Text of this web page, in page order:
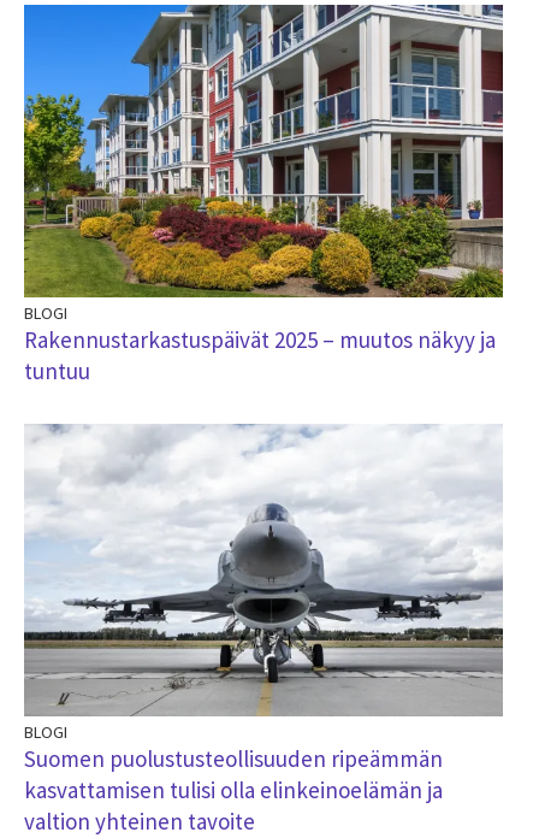
BLOGI
Rakennustarkastuspäivät 2025 – muutos näkyy ja
tuntuu
BLOGI
Suomen puolustusteollisuuden ripeämmän
kasvattamisen tulisi olla elinkeinoelämän ja
valtion yhteinen tavoite